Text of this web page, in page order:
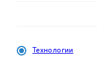
Технологии